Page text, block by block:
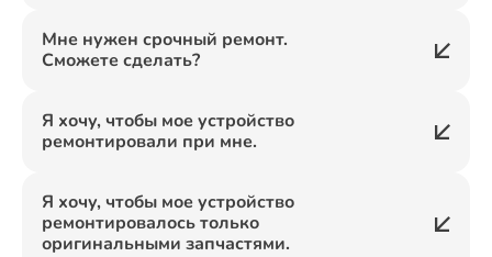
Мне нужен срочный ремонт.
Сможете сделать?
Я хочу, чтобы мое устройство
ремонтировали при мне.
Я хочу, чтобы мое устройство
ремонтировалось только
оригинальными запчастями.